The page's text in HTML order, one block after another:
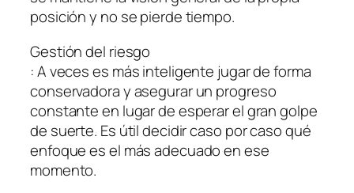
posición y no se pierde tiempo.
Gestión del riesgo
: A veces es más inteligente jugar de forma
conservadora y asegurar un progreso
constante en lugar de esperar el gran golpe
de suerte. Es útil decidir caso por caso qué
enfoque es el más adecuado en ese
momento.